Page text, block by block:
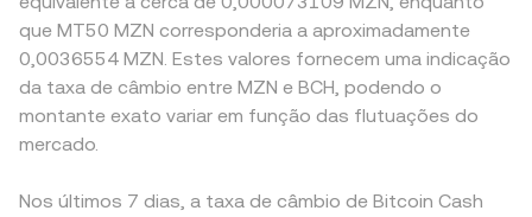
que MT50 MZN corresponderia a aproximadamente
0,0036554 MZN. Estes valores fornecem uma indicação
da taxa de câmbio entre MZN e BCH, podendo o
montante exato variar em função das flutuações do
mercado.
Nos últimos 7 dias, a taxa de câmbio de Bitcoin Cash